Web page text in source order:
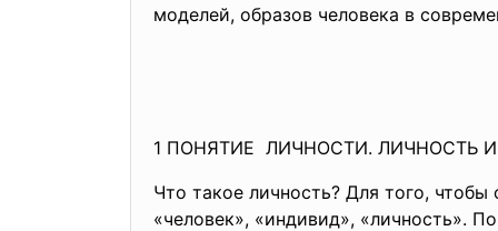
моделей, образов человека в
1 ПОНЯТИЕ ЛИЧНОСТИ. ЛИЧНОСТЬ
Что такое личность? Для того,
«человек», «индивид», «личность».